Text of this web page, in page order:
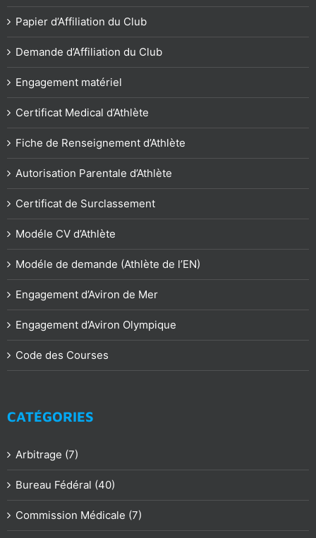
Papier d’Affiliation du Club
Demande d’Affiliation du Club
Engagement matériel
Certificat Medical d’Athlète
Fiche de Renseignement d’Athlète
Autorisation Parentale d’Athlète
Certificat de Surclassement
Modéle CV d’Athlète
Modéle de demande (Athlète de l’EN)
Engagement d’Aviron de Mer
Engagement d’Aviron Olympique
Code des Courses
CATÉGORIES
Arbitrage (7)
Bureau Fédéral (40)
Commission Médicale (7)